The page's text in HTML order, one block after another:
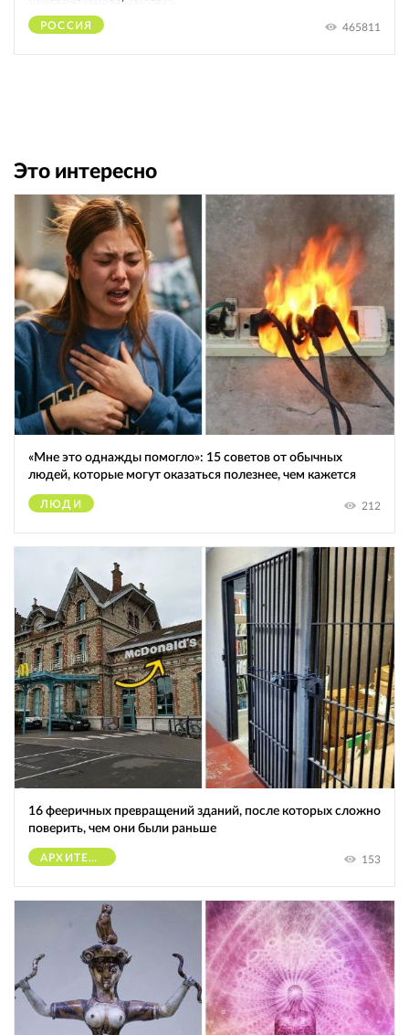
РОССИЯ 465811
Это интересно
«Мне это однажды помогло»: 15 советов от обычных
людей, которые могут оказаться полезнее, чем кажется
ЛЮДИ 212
16 фееричных превращений зданий, после которых сложно
поверить, чем они были раньше
АРХИТЕКТУРА 153